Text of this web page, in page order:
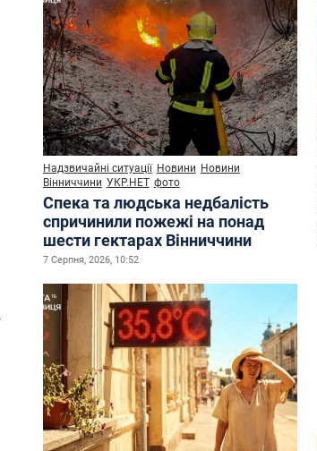
Надзвичайні ситуації Новини Новини
Вінниччини УКР.НЕТ фото
Спека та людська недбалість
спричинили пожежі на понад
шести гектарах Вінниччини
7 Серпня, 2026, 10:52